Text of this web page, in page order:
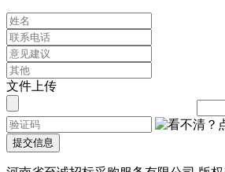
文件上传
提交信息